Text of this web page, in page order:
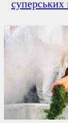
суперських